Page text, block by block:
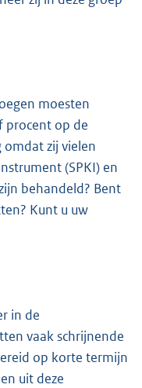
moesten
procent op de
zij vielen
(SPKI) en
behandeld? Bent
Kunt u uw
in de
vaak schrijnende
op korte termijn
uit deze